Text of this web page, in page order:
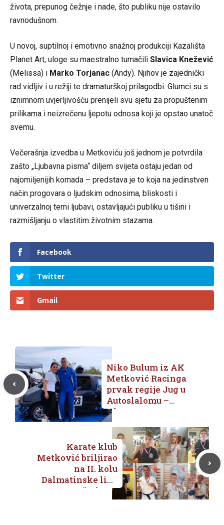
života, prepunog čežnje i nade, što publiku nije ostavilo
ravnodušnom.
U novoj, suptilnoj i emotivno snažnoj produkciji Kazališta
Planet Art, uloge su maestralno tumačili Slavica Knežević
(Melissa) i Marko Torjanac (Andy). Njihov je zajednički
rad vidljiv i u režiji te dramaturškoj prilagodbi. Glumci su s
iznimnom uvjerljivošću prenijeli svu sjetu za propuštenim
prilikama i neizrečenu ljepotu odnosa koji je opstao unatoč
svemu.
Večerašnja izvedba u Metkoviću još jednom je potvrdila
zašto „Ljubavna pisma“ diljem svijeta ostaju jedan od
najomiljenijih komada – predstava je to koja na jedinstven
način progovara o ljudskim odnosima, bliskosti i
univerzalnoj temi ljubavi, ostavljajući publiku u tišini i
razmišljanju o vlastitim životnim stazama.
Facebook
Twitter
Gmail
Niko Bulum iz AK
Metković Racinga
prvak regije Jug u
Autoslalomu –
Klasa 1!
Karate klub
Metković briljirao
na II. kolu
Dalmatinske lige
2025. u Kaštelama